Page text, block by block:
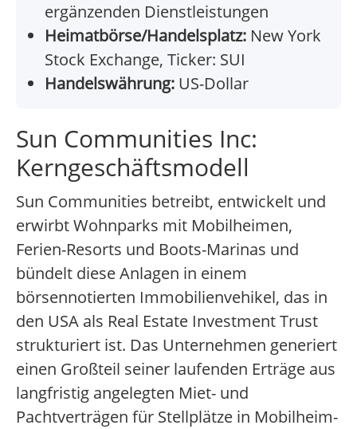
ergänzenden Dienstleistungen
Heimatbörse/Handelsplatz: New York
Stock Exchange, Ticker: SUI
Handelswährung: US-Dollar
Sun Communities Inc:
Kerngeschäftsmodell
Sun Communities betreibt, entwickelt und
erwirbt Wohnparks mit Mobilheimen,
Ferien-Resorts und Boots-Marinas und
bündelt diese Anlagen in einem
börsennotierten Immobilienvehikel, das in
den USA als Real Estate Investment Trust
strukturiert ist. Das Unternehmen generiert
einen Großteil seiner laufenden Erträge aus
langfristig angelegten Miet- und
Pachtverträgen für Stellplätze in Mobilheim-